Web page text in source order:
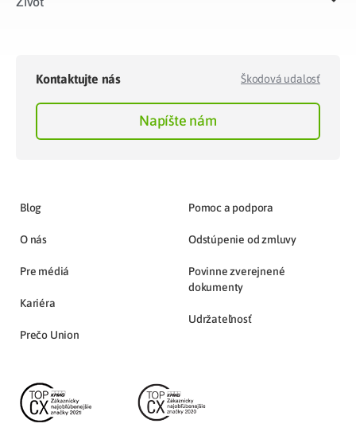
Kontaktujte nás Škodová udalosť
Napíšte nám
Blog
O nás
Pre médiá
Kariéra
Prečo Union
Pomoc a podpora
Odstúpenie od zmluvy
Povinne zverejnené
dokumenty
Udržateľnosť